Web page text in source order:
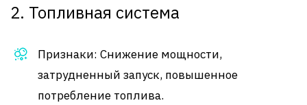
2. Топливная система
Признаки: Снижение мощности,
затрудненный запуск, повышенное
потребление топлива.